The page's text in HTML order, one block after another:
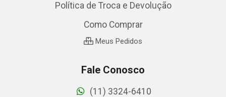
Política de Troca e Devolução
Como Comprar
Meus Pedidos
Fale Conosco
(11) 3324-6410